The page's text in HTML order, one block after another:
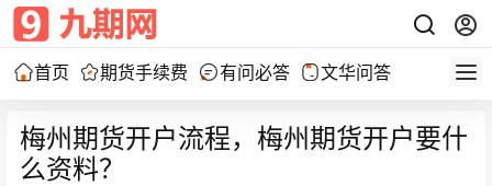
首页 期货手续费 有问必答 文华问答
梅州期货开户流程，梅州期货开户要什
么资料？